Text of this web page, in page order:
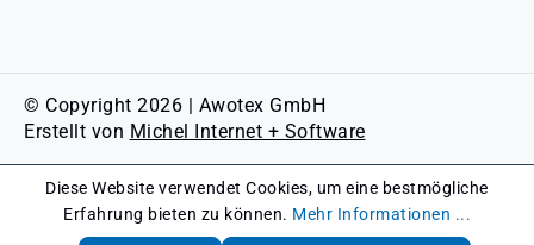
© Copyright 2026 | Awotex GmbH
Erstellt von Michel Internet + Software
Diese Website verwendet Cookies, um eine bestmögliche
Erfahrung bieten zu können. Mehr Informationen ...